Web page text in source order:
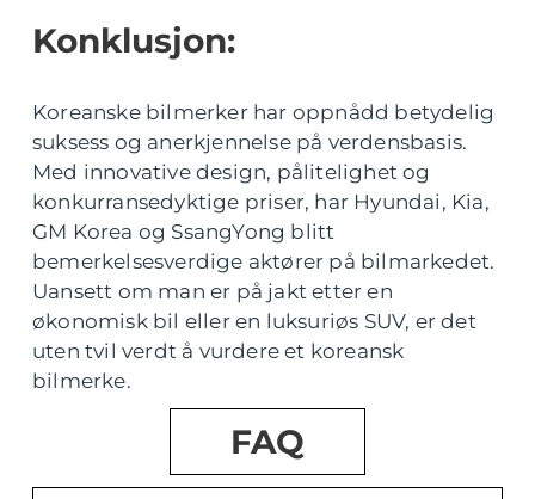
Konklusjon:
Koreanske bilmerker har oppnådd betydelig
suksess og anerkjennelse på verdensbasis.
Med innovative design, pålitelighet og
konkurransedyktige priser, har Hyundai, Kia,
GM Korea og SsangYong blitt
bemerkelsesverdige aktører på bilmarkedet.
Uansett om man er på jakt etter en
økonomisk bil eller en luksuriøs SUV, er det
uten tvil verdt å vurdere et koreansk
bilmerke.
FAQ